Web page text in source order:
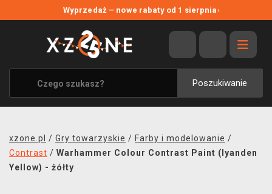
Wyprzedaż – nowe rabaty od 1 sierpnia›
Poszukiwanie
WYPRZEDAŻ
WSZYSTKIE MARKI
XZONE ORIGINALS
UBRANIA I AKCESORIA
SOUNDTRACKI
xzone.pl / Gry towarzyskie / Farby i modelowanie /
Contrast / Warhammer Colour Contrast Paint (Iyanden
Yellow) - żółty